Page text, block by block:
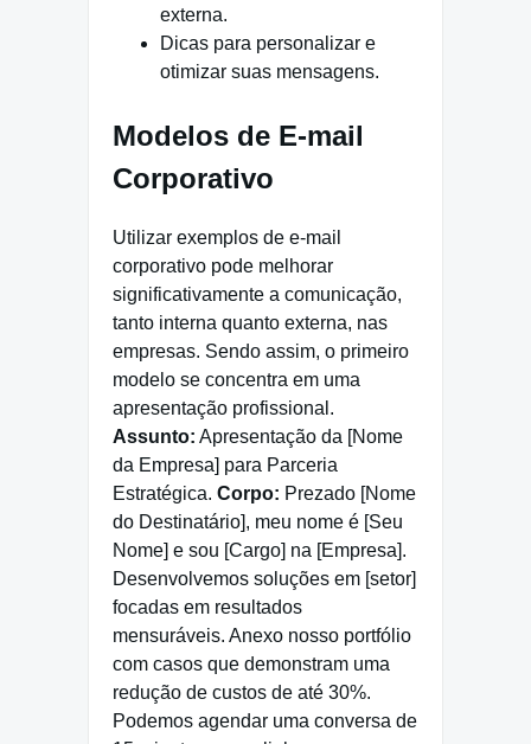
externa.
Dicas para personalizar e
otimizar suas mensagens.
Modelos de E-mail
Corporativo
Utilizar exemplos de e-mail
corporativo pode melhorar
significativamente a comunicação,
tanto interna quanto externa, nas
empresas. Sendo assim, o primeiro
modelo se concentra em uma
apresentação profissional.
Assunto: Apresentação da [Nome
da Empresa] para Parceria
Estratégica. Corpo: Prezado [Nome
do Destinatário], meu nome é [Seu
Nome] e sou [Cargo] na [Empresa].
Desenvolvemos soluções em [setor]
focadas em resultados
mensuráveis. Anexo nosso portfólio
com casos que demonstram uma
redução de custos de até 30%.
Podemos agendar uma conversa de